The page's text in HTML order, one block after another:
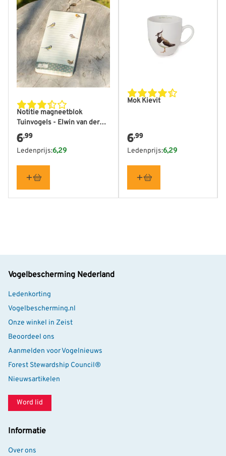
wordt om de natuaur te bewonderen en te beschermen.
De mokken zijn vaatwasmachinebestendig.
Notitie magneetblok
Tuinvogels - Elwin van der
Kolk
6,99
Ledenprijs:6,29
Mok Kievit
6,99
Ledenprijs:6,29
Vogelbescherming Nederland
Ledenkorting
Vogelbescherming.nl
Onze winkel in Zeist
Beoordeel ons
Aanmelden voor Vogelnieuws
Forest Stewardship Council®
Nieuwsartikelen
Word lid
Informatie
Over ons